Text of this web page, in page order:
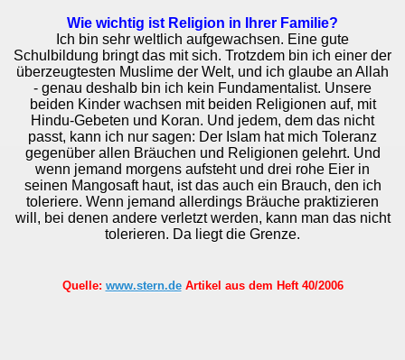
Wie wichtig ist Religion in Ihrer Familie?
Ich bin sehr weltlich aufgewachsen. Eine gute
Schulbildung bringt das mit sich. Trotzdem bin ich einer der
überzeugtesten Muslime der Welt, und ich glaube an Allah
- genau deshalb bin ich kein Fundamentalist. Unsere
beiden Kinder wachsen mit beiden Religionen auf, mit
Hindu-Gebeten und Koran. Und jedem, dem das nicht
passt, kann ich nur sagen: Der Islam hat mich Toleranz
gegenüber allen Bräuchen und Religionen gelehrt. Und
wenn jemand morgens aufsteht und drei rohe Eier in
seinen Mangosaft haut, ist das auch ein Brauch, den ich
toleriere. Wenn jemand allerdings Bräuche praktizieren
will, bei denen andere verletzt werden, kann man das nicht
tolerieren. Da liegt die Grenze.
Quelle: www.stern.deArtikel aus dem Heft 40/2006